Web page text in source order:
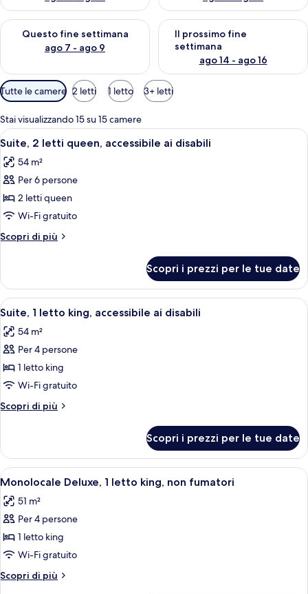
Questo fine settimana
ago 7 - ago 9
Verifica la disponibilità per questo fine settimana, ago 7 - ago
Il prossimo fine
settimana
ago 14 - ago 16
Verifica la disponibilità per il
Filtri
disponibili
per
le
camere
Tutte le camere 2 letti 1 letto 3+ letti
Stai visualizzando 15 su 15 camere
Apri
tutte
le
foto
per
Suite,
2
letti
accessibile
ai
disabili
Una cucina compatta con
11
Suite, 2 letti queen, accessibile ai disabili
54 m²
Per 6 persone
2 letti queen
Wi-Fi gratuito
Scopri di più
Altri
2
letti
queen,
ai
disabili
Scopri i prezzi per le tue date
Apri
tutte
le
foto
per
Suite,
1
letto
accessibile
ai
disabili
Camera d'albergo con un letto, una
8
Suite, 1 letto king, accessibile ai disabili
54 m²
Per 4 persone
1 letto king
Wi-Fi gratuito
Scopri di più
Altri
1
letto
king,
ai
disabili
Scopri i prezzi per le tue date
Apri
tutte
le
foto
per
Monolocale
Deluxe,
1
Una camera d'albergo con un letto,
10
Monolocale Deluxe, 1 letto king, non fumatori
51 m²
Per 4 persone
1 letto king
Wi-Fi gratuito
Scopri di più
Altri